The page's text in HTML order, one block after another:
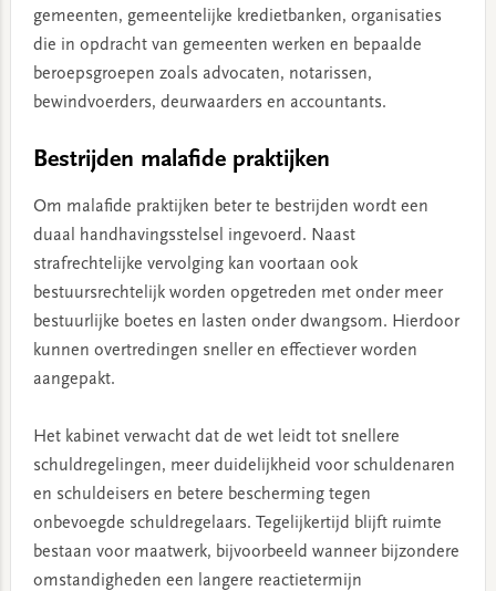
gemeenten, gemeentelijke kredietbanken, organisaties
die in opdracht van gemeenten werken en bepaalde
beroepsgroepen zoals advocaten, notarissen,
bewindvoerders, deurwaarders en accountants.
Bestrijden malafide praktijken
Om malafide praktijken beter te bestrijden wordt een
duaal handhavingsstelsel ingevoerd. Naast
strafrechtelijke vervolging kan voortaan ook
bestuursrechtelijk worden opgetreden met onder meer
bestuurlijke boetes en lasten onder dwangsom. Hierdoor
kunnen overtredingen sneller en effectiever worden
aangepakt.
Het kabinet verwacht dat de wet leidt tot snellere
schuldregelingen, meer duidelijkheid voor schuldenaren
en schuldeisers en betere bescherming tegen
onbevoegde schuldregelaars. Tegelijkertijd blijft ruimte
bestaan voor maatwerk, bijvoorbeeld wanneer bijzondere
omstandigheden een langere reactietermijn